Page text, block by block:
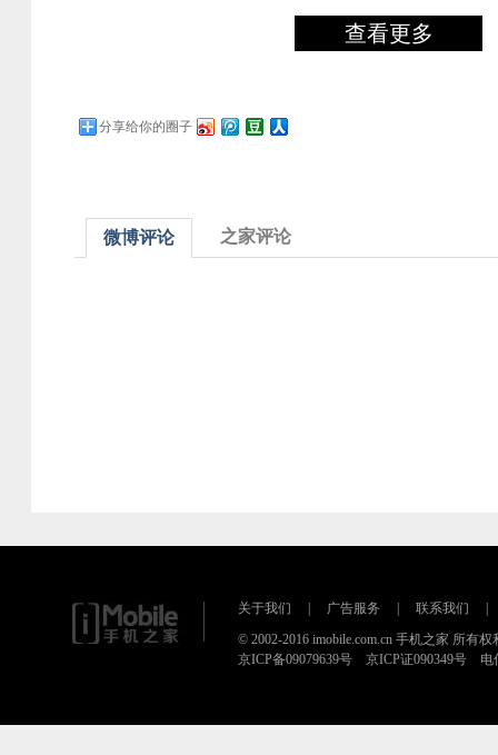
查看更多
分享给你的圈子
微博评论 之家评论
关于我们 广告服务 联系我们
© 2002-2016 imobile.com.cn 手机之家 所有权
京ICP备09079639号 京ICP证090349号 电